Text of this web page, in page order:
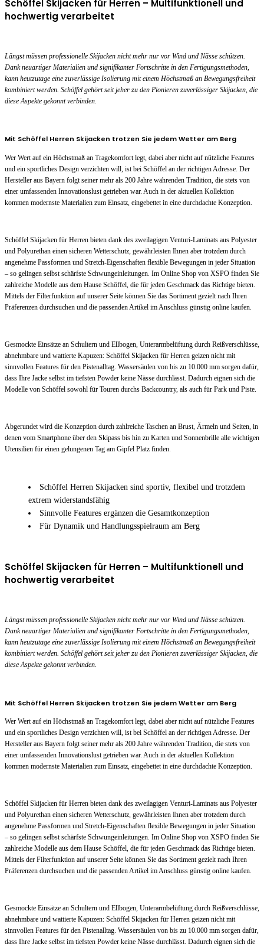
Schöffel Skijacken für Herren – Multifunktionell und
hochwertig verarbeitet
Längst müssen professionelle Skijacken nicht mehr nur vor Wind und Nässe schützen.
Dank neuartiger Materialien und signifikanter Fortschritte in den Fertigungsmethoden,
kann heutzutage eine zuverlässige Isolierung mit einem Höchstmaß an Bewegungsfreiheit
kombiniert werden. Schöffel gehört seit jeher zu den Pionieren zuverlässiger Skijacken, die
diese Aspekte gekonnt verbinden.
Mit Schöffel Herren Skijacken trotzen Sie jedem Wetter am Berg
Wer Wert auf ein Höchstmaß an Tragekomfort legt, dabei aber nicht auf nützliche Features
und ein sportliches Design verzichten will, ist bei Schöffel an der richtigen Adresse. Der
Hersteller aus Bayern folgt seiner mehr als 200 Jahre währenden Tradition, die stets von
einer umfassenden Innovationslust getrieben war. Auch in der aktuellen Kollektion
kommen modernste Materialien zum Einsatz, eingebettet in eine durchdachte Konzeption.
Schöffel Skijacken für Herren bieten dank des zweilagigen Venturi-Laminats aus Polyester
und Polyurethan einen sicheren Wetterschutz, gewährleisten Ihnen aber trotzdem durch
angenehme Passformen und Stretch-Eigenschaften flexible Bewegungen in jeder Situation
– so gelingen selbst schärfste Schwungeinleitungen. Im Online Shop von XSPO finden Sie
zahlreiche Modelle aus dem Hause Schöffel, die für jeden Geschmack das Richtige bieten.
Mittels der Filterfunktion auf unserer Seite können Sie das Sortiment gezielt nach Ihren
Präferenzen durchsuchen und die passenden Artikel im Anschluss günstig online kaufen.
Gesmockte Einsätze an Schultern und Ellbogen, Unterarmbelüftung durch Reißverschlüsse,
abnehmbare und wattierte Kapuzen: Schöffel Skijacken für Herren geizen nicht mit
sinnvollen Features für den Pistenalltag. Wassersäulen von bis zu 10.000 mm sorgen dafür,
dass Ihre Jacke selbst im tiefsten Powder keine Nässe durchlässt. Dadurch eignen sich die
Modelle von Schöffel sowohl für Touren durchs Backcountry, als auch für Park und Piste.
Abgerundet wird die Konzeption durch zahlreiche Taschen an Brust, Ärmeln und Seiten, in
denen vom Smartphone über den Skipass bis hin zu Karten und Sonnenbrille alle wichtigen
Utensilien für einen gelungenen Tag am Gipfel Platz finden.
Schöffel Herren Skijacken sind sportiv, flexibel und trotzdem
extrem widerstandsfähig
Sinnvolle Features ergänzen die Gesamtkonzeption
Für Dynamik und Handlungsspielraum am Berg
Schöffel Skijacken für Herren – Multifunktionell und
hochwertig verarbeitet
Längst müssen professionelle Skijacken nicht mehr nur vor Wind und Nässe schützen.
Dank neuartiger Materialien und signifikanter Fortschritte in den Fertigungsmethoden,
kann heutzutage eine zuverlässige Isolierung mit einem Höchstmaß an Bewegungsfreiheit
kombiniert werden. Schöffel gehört seit jeher zu den Pionieren zuverlässiger Skijacken, die
diese Aspekte gekonnt verbinden.
Mit Schöffel Herren Skijacken trotzen Sie jedem Wetter am Berg
Wer Wert auf ein Höchstmaß an Tragekomfort legt, dabei aber nicht auf nützliche Features
und ein sportliches Design verzichten will, ist bei Schöffel an der richtigen Adresse. Der
Hersteller aus Bayern folgt seiner mehr als 200 Jahre währenden Tradition, die stets von
einer umfassenden Innovationslust getrieben war. Auch in der aktuellen Kollektion
kommen modernste Materialien zum Einsatz, eingebettet in eine durchdachte Konzeption.
Schöffel Skijacken für Herren bieten dank des zweilagigen Venturi-Laminats aus Polyester
und Polyurethan einen sicheren Wetterschutz, gewährleisten Ihnen aber trotzdem durch
angenehme Passformen und Stretch-Eigenschaften flexible Bewegungen in jeder Situation
– so gelingen selbst schärfste Schwungeinleitungen. Im Online Shop von XSPO finden Sie
zahlreiche Modelle aus dem Hause Schöffel, die für jeden Geschmack das Richtige bieten.
Mittels der Filterfunktion auf unserer Seite können Sie das Sortiment gezielt nach Ihren
Präferenzen durchsuchen und die passenden Artikel im Anschluss günstig online kaufen.
Gesmockte Einsätze an Schultern und Ellbogen, Unterarmbelüftung durch Reißverschlüsse,
abnehmbare und wattierte Kapuzen: Schöffel Skijacken für Herren geizen nicht mit
sinnvollen Features für den Pistenalltag. Wassersäulen von bis zu 10.000 mm sorgen dafür,
dass Ihre Jacke selbst im tiefsten Powder keine Nässe durchlässt. Dadurch eignen sich die